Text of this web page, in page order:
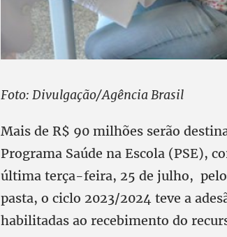
Foto: Divulgação/Agência Brasil
Mais de R$ 90 milhões serão
Programa Saúde na Escola (PSE),
última terça-feira, 25 de julho, pelo
pasta, o ciclo 2023/2024 teve a
habilitadas ao recebimento do